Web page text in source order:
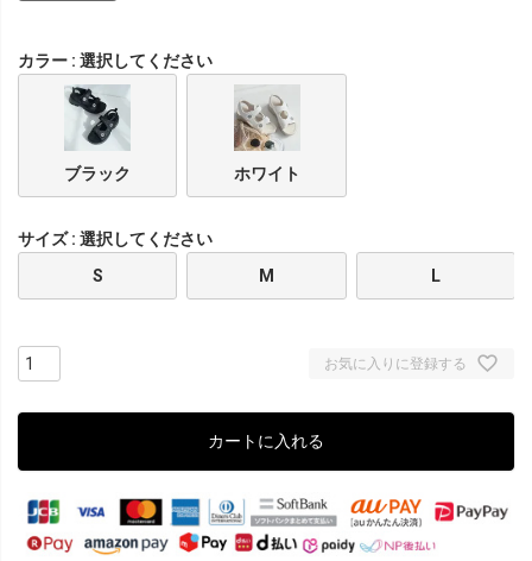
カラー 選択してください
ブラック ホワイト
サイズ
選択してください
S
M L
お気に入りに登録する
カートに入れる